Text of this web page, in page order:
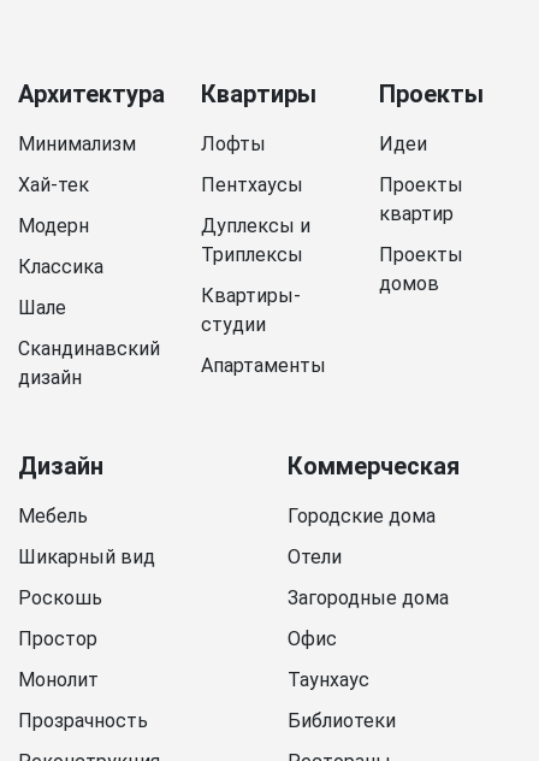
Архитектура
Минимализм
Хай-тек
Модерн
Классика
Шале
Скандинавский
дизайн
Квартиры
Лофты
Пентхаусы
Дуплексы и
Триплексы
Квартиры-
студии
Апартаменты
Проекты
Идеи
Проекты
квартир
Проекты
домов
Дизайн
Мебель
Шикарный вид
Роскошь
Простор
Монолит
Прозрачность
Коммерческая
Городские дома
Отели
Загородные дома
Офис
Таунхаус
Библиотеки